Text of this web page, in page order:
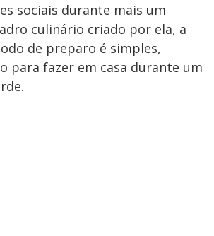
sociais durante mais um
culinário criado por ela, a
de preparo é simples,
para fazer em casa durante um